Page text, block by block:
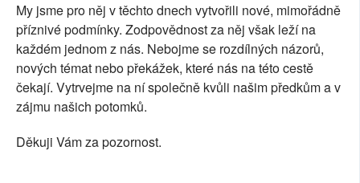
My jsme pro něj v těchto dnech vytvořili nové, mimořádně
příznivé podmínky. Zodpovědnost za něj však leží na
každém jednom z nás. Nebojme se rozdílných názorů,
nových témat nebo překážek, které nás na této cestě
čekají. Vytrvejme na ní společně kvůli našim předkům a v
zájmu našich potomků.
Děkuji Vám za pozornost.